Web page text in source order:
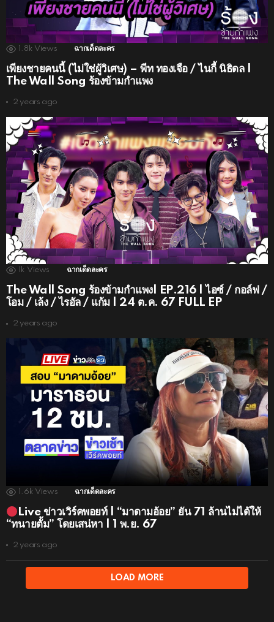
1.8k Views ฉากเด็ดละคร
เพียงชายคนนี้ (ไม่ใช่ผู้วิเศษ) – พีท ทองเจือ / ไนกี้ นิธิดล |
The Wall Song ร้องข้ามกำแพง
2 years ago
1k Views ฉากเด็ดละคร
The Wall Song ร้องข้ามกำแพง| EP.216 | ไอซ์ / กอล์ฟ /
โอม / เล้ง / ไรอัล / แก้ม | 24 ต.ค. 67 FULL EP
2 years ago
1.6k Views ฉากเด็ดละคร
Live ข่าวเวิร์คพอยท์ | “มาดามอ้อย” ยัน 71 ล้านไม่ได้ให้
“ทนายตั้ม” โดยเสน่หา | 1 พ.ย. 67
2 years ago
LOAD MORE